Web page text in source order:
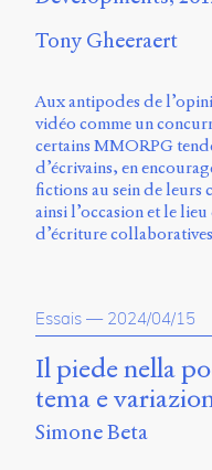
Tony Gheeraert
Aux antipodes de
vidéo comme un
certains MMORPG
d’écrivains, en
fictions au sein de leurs
ainsi l’occasion et le
d’écriture
Essais — 2024/04/15
Il piede nella
tema e
Simone Beta